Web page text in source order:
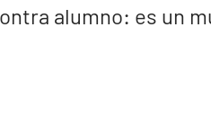
alumno: es un